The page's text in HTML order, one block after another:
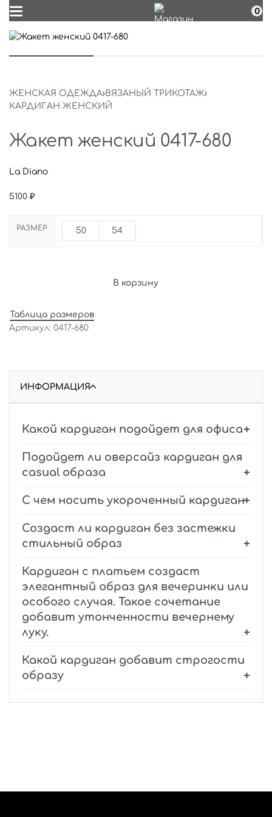
0
ЖЕНСКАЯ ОДЕЖДА›ВЯЗАНЫЙ ТРИКОТАЖ›
КАРДИГАН ЖЕНСКИЙ
Жакет женский 0417-680
La Diano
5100 ₽
РАЗМЕР 50 54
В корзину
Таблица размеров
0417-680
ИНФОРМАЦИЯ
Какой кардиган подойдет для офиса
Подойдет ли оверсайз кардиган для
casual образа
С чем носить укороченный кардиган
Создаст ли кардиган без застежки
стильный образ
Кардиган с платьем создаст
элегантный образ для вечеринки или
особого случая. Такое сочетание
добавит утонченности вечернему
луку.
Какой кардиган добавит строгости
образу